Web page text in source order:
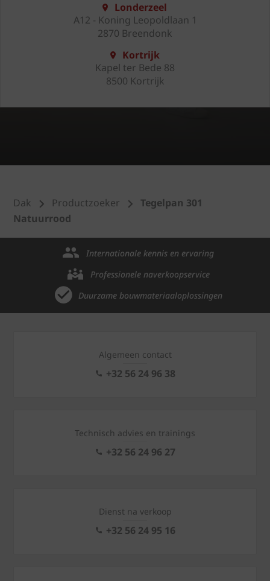
Londerzeel
A12 - Koning Leopoldlaan 1
2870 Breendonk
Kortrijk
Kapel ter Bede 88
8500 Kortrijk
Dak Productzoeker
Tegelpan 301
Natuurrood
Internationale kennis en ervaring
Professionele naverkoopservice
Duurzame bouwmateriaaloplossingen
Algemeen contact
+32 56 24 96 38
Technisch advies en trainings
+32 56 24 96 27
Dienst na verkoop
+32 56 24 95 16